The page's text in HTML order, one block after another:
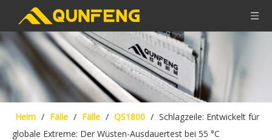
Heim / Fälle / Fälle / QS1800 / Schlagzeile: Entwickelt für
globale Extreme: Der Wüsten-Ausdauertest bei 55 °C